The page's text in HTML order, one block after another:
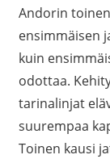
Andorin
ensimmäisen
kuin
odottaa.
tarinalinjat
suurempaa
Toinen kausi